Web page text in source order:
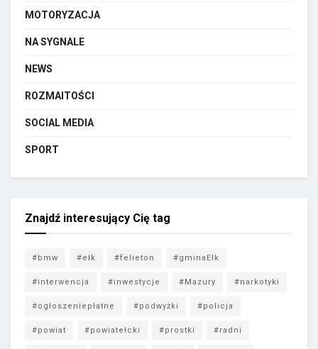
MOTORYZACJA
NA SYGNALE
NEWS
ROZMAITOŚCI
SOCIAL MEDIA
SPORT
Znajdź interesujący Cię tag
#bmw #ełk #felieton #gminaEłk
#interwencja #inwestycje #Mazury #narkotyki
#ogłoszeniepłatne #podwyżki #policja
#powiat #powiatełcki #prostki #radni